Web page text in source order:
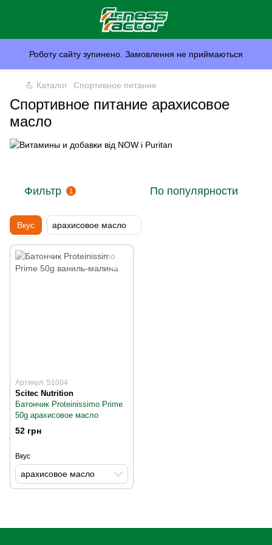
Роботу сайту зупинено. Замовлення не приймаються
💪 Каталог Спортивное питание
Спортивное питание арахисовое
масло
Фильтр 1 По популярности
Вкус арахисовое масло
Артикул: 51004
Scitec Nutrition
Батончик Proteinissimo Prime
50g арахисовое масло
52 грн
Вкус
арахисовое масло